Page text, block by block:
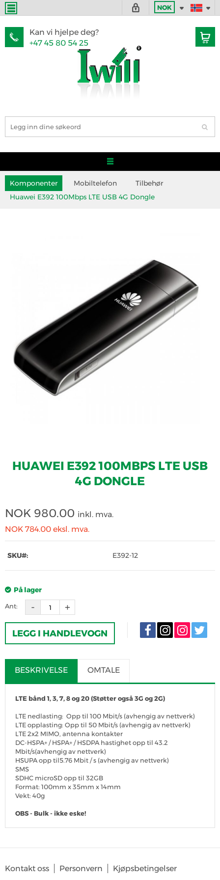
NOK
Kan vi hjelpe deg?
+47 45 80 54 25
Komponenter Mobiltelefon
Tilbehør
Huawei E392 100Mbps LTE USB 4G Dongle
HUAWEI E392 100MBPS LTE USB
4G DONGLE
NOK 980.00 inkl. mva.
NOK 784.00 eksl. mva.
SKU#: E392-12
På lager
Ant:
LEGG I HANDLEVOGN
BESKRIVELSE OMTALE
LTE bånd 1, 3, 7, 8 og 20 (Støtter også 3G og 2G)
LTE nedlasting: Opp til 100 Mbit/s (avhengig av nettverk)
LTE opplasting: Opp til 50 Mbit/s (avhengig av nettverk)
LTE 2x2 MIMO, antenna kontakter
DC-HSPA+ / HSPA+ / HSDPA hastighet opp til 43.2
Mbit/s(avhengig av nettverk)
HSUPA opp til5.76 Mbit / s (avhengig av nettverk)
SMS
SDHC microSD opp til 32GB
Format: 100mm x 35mm x 14mm
Vekt: 40g
OBS - Bulk - ikke eske!
SKRIV OMTALE
produktet
Kontakt oss Personvern Kjøpsbetingelser